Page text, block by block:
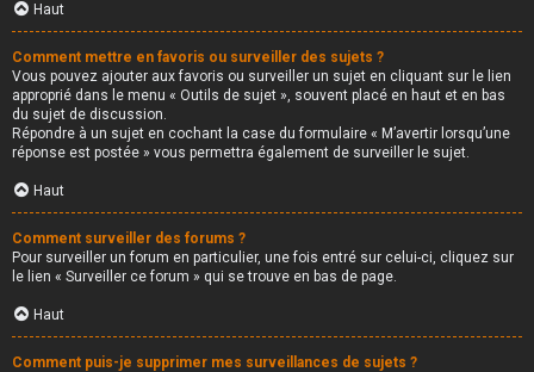
Haut
Comment mettre en favoris ou surveiller des sujets ?
Vous pouvez ajouter aux favoris ou surveiller un sujet en cliquant sur le lien
approprié dans le menu « Outils de sujet », souvent placé en haut et en bas
du sujet de discussion.
Répondre à un sujet en cochant la case du formulaire « M’avertir lorsqu’une
réponse est postée » vous permettra également de surveiller le sujet.
Haut
Comment surveiller des forums ?
Pour surveiller un forum en particulier, une fois entré sur celui-ci, cliquez sur
le lien « Surveiller ce forum » qui se trouve en bas de page.
Haut
Comment puis-je supprimer mes surveillances de sujets ?